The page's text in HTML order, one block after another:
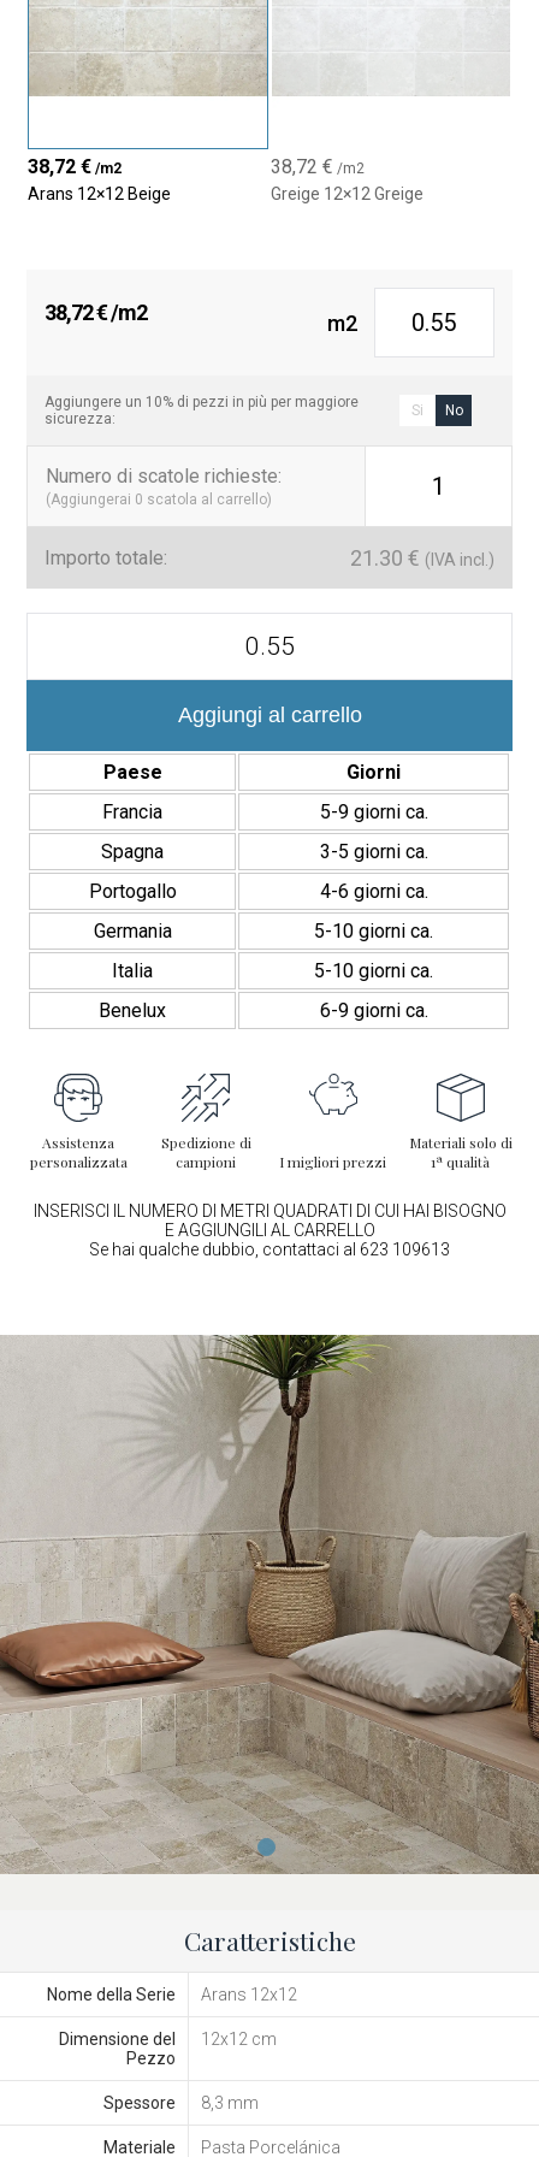
quotidiana.
Se cerchi un rivestimento ceramico dal design senza tempo
dalla finitura opaca altamente resistente
38,72€ /m2
Arans 12×12 Beige
38,72 € /m2
Greige 12×12 Greige
38,72€/m2 m2
Aggiungere un 10% di pezzi in più per maggiore
sicurezza:
Si No
Numero di scatole richieste:
(Aggiungerai 0 scatola al carrello) 1
Importo totale: 21.30 € (IVA incl.)
Travertino
Aggiungi al carrello
Paese
Giorni
Francia
5-9 giorni ca.
Spagna
3-5 giorni ca.
Portogallo
4-6 giorni ca.
Germania
5-10 giorni ca.
Italia
5-10 giorni ca.
Benelux
6-9 giorni ca.
Assistenza
personalizzata
Spedizione di
campioni
I migliori prezzi
Materiali solo di
1ª qualità
INSERISCI IL NUMERO DI METRI QUADRATI DI CUI HAI BISOGNO
E AGGIUNGILI AL CARRELLO
Se hai qualche dubbio, contattaci al 623 109613
Caratteristiche
Nome della Serie Arans 12x12
Dimensione del
Pezzo
12x12 cm
Spessore 8,3 mm
Materiale Pasta Porcelánica